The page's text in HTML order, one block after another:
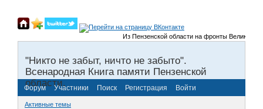
Из Пензенской области на фронты Великой
"Никто не забыт, ничто не забыто".
Всенародная Книга памяти Пензенской
области.
Форум Участники Поиск Регистрация Войти
Активные темы